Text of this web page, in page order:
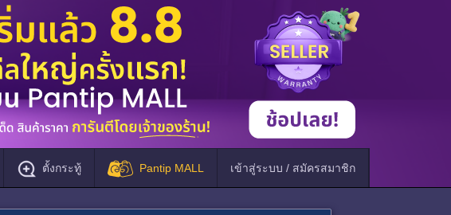
ตั้งกระทู้ Pantip MALL เข้าสู่ระบบ / สมัครสมาชิก